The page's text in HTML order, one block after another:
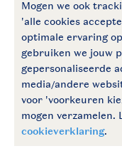
Blijf op de hoogte